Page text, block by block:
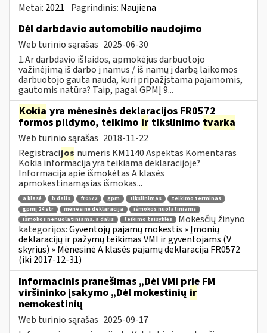
Metai: 2021 Pagrindinis: Naujiena
Dėl darbdavio automobilio naudojimo
Web turinio sąrašas 2025-06-30
1.Ar darbdavio išlaidos, apmokėjus darbuotojo
važinėjimą iš darbo į namus / iš namų į darbą laikomos
darbuotojo gauta nauda, kuri pripažįstama pajamomis,
gautomis natūra? Taip, pagal GPMĮ 9...
Kokia yra mėnesinės deklaracijos FR0572
formos pildymo, teikimo ir tikslinimo tvarka
Web turinio sąrašas 2018-11-22
Registracijos numeris KM1140 Aspektas Komentaras
Kokia informacija yra teikiama deklaracijoje?
Informacija apie išmokėtas A klasės
apmokestinamąsias išmokas...
a klasė b dalis fr0572 gpm tikslinimas
teikimo terminas
gpmį 24 str
mėnesinė deklaracija
išmokos nuolatiniams
išmokos nenuolatiniams. a dalis
teikimo taisyklės
Mokesčių žinyno
kategorijos:Gyventojų pajamų mokestis » Įmonių
deklaracijų ir pažymų teikimas VMI ir gyventojams (V
skyrius) » Mėnesinė A klasės pajamų deklaracija FR0572
(iki 2017-12-31)
Informacinis pranešimas „Dėl VMI prie FM
viršininko įsakymo „Dėl mokestinių ir
nemokestinių
Web turinio sąrašas 2025-09-17